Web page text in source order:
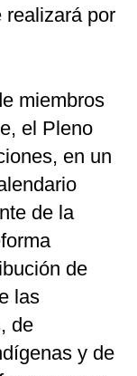
realizará por
miembros
el Pleno
en un
de la
de
las
de
y de